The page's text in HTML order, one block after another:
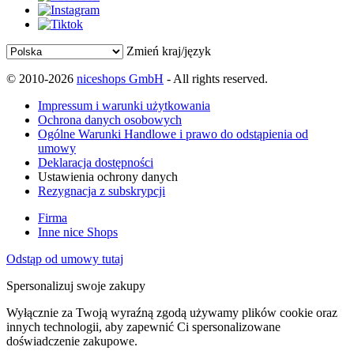
Zmień kraj/język
© 2010-2026 niceshops GmbH - All rights reserved.
Impressum i warunki użytkowania
Ochrona danych osobowych
Ogólne Warunki Handlowe i prawo do odstąpienia od
umowy
Deklaracja dostępności
Ustawienia ochrony danych
Rezygnacja z subskrypcji
Firma
Inne nice Shops
Odstąp od umowy tutaj
Spersonalizuj swoje zakupy
Wyłącznie za Twoją wyraźną zgodą używamy plików cookie oraz
innych technologii, aby zapewnić Ci spersonalizowane
doświadczenie zakupowe.